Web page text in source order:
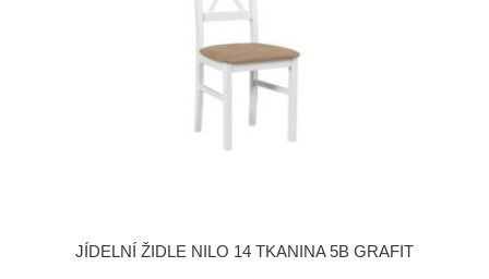
JÍDELNÍ ŽIDLE NILO 14 TKANINA 5B GRAFIT